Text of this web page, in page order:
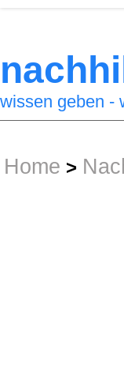
wissen geben -
Home >